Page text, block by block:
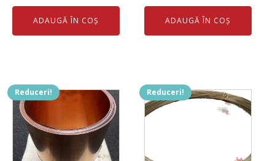
inițial
fost:
curent
este:
218 lei.
ADAUGĂ ÎN COȘ
inițial
fost:
curent
este:
1.343 lei.
ADAUGĂ ÎN COȘ
Reduceri! Reduceri!